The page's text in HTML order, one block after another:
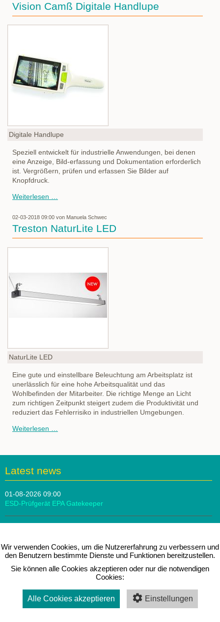
Wir verwenden Cookies, um die Nutzererfahrung zu verbessern und
den Benutzern bestimmte Dienste und Funktionen bereitzustellen.
Sie können alle Cookies akzeptieren oder nur die notwendigen
Cookies:
Alle Cookies akzeptieren Einstellungen
Vision Camß Digitale Handlupe
Digitale Handlupe
Speziell entwickelt für industrielle Anwendungen, bei denen
eine Anzeige, Bild-erfassung und Dokumentation erforderlich
ist. Vergrößern, prüfen und erfassen Sie Bilder auf
Knopfdruck.
Weiterlesen …
Digitale
Handlupe
02-03-2018 09:00 von Manuela Schwec
Treston NaturLite LED
NaturLite LED
Eine gute und einstellbare Beleuchtung am Arbeitsplatz ist
unerlässlich für eine hohe Arbeitsqualität und das
Wohlbefinden der Mitarbeiter. Die richtige Menge an Licht
zum richtigen Zeitpunkt steigert zudem die Produktivität und
reduziert das Fehlerrisiko in industriellen Umgebungen.
Weiterlesen …
Latest news
01-08-2026 09:00
ESD-Prüfgerät EPA Gatekeeper
Treston SAPEL Tischwagen
Messen & Seminare